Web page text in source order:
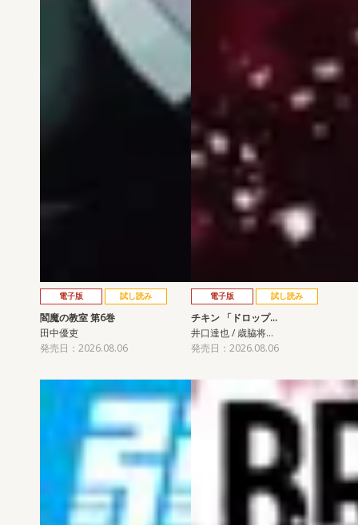
電子版 試し読み
閻魔の教室 第6巻
田中優吏
発売日：2026.08.06
電子版 試し読み
チキン 「ドロップ…
井口達也 / 歳脇将…
発売日：2026.08.06